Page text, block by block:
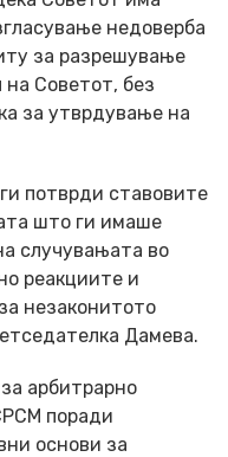
недоверба
за разрешување
на Советот, без
за утврдување на
потврди ставовите
што ги имаше
случувањата во
реакциите и
незаконитото
Дамева.
арбитрарно
поради
основи за